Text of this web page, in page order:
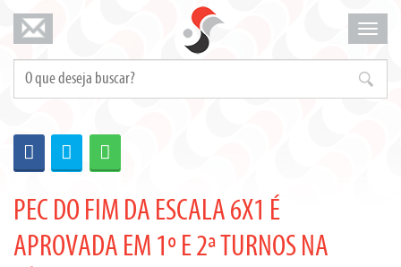
menu
PEC DO FIM DA ESCALA 6X1 É
APROVADA EM 1º E 2ª TURNOS NA